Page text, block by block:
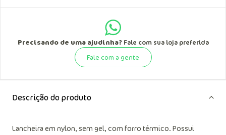
Precisando de uma ajudinha?Fale com sua loja preferida
Fale com a gente
Descrição do produto
Lancheira em nylon, sem gel, com forro térmico. Possui